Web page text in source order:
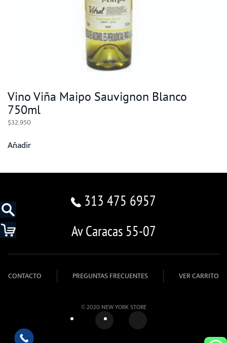
Vino Viña Maipo Sauvignon Blanco
750ml
$32.950
Añadir
313 475 6957
Av Caracas 55-07
CONTACTO PREGUNTAS FRECUENTES VER CARRITO
© 2020 NEW YORK STORE